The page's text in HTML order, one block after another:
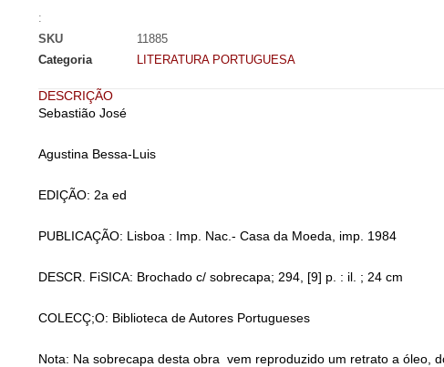
:
SKU
11885
Categoria
LITERATURA PORTUGUESA
DESCRIÇÃO
Sebastião José
Agustina Bessa-Luis
EDIÇÃO: 2a ed
PUBLICAÇÃO: Lisboa : Imp. Nac.- Casa da Moeda, imp. 1984
DESCR. FiSICA: Brochado c/ sobrecapa; 294, [9] p. : il. ; 24 cm
COLECÇ;O: Biblioteca de Autores Portugueses
Nota: Na sobrecapa desta obra vem reproduzido um retrato a óleo,